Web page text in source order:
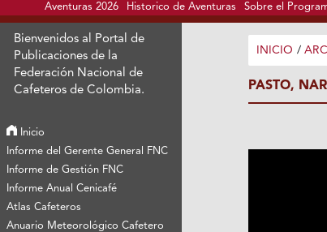
Aventuras 2026 Historico de Aventuras Sobre el
Bienvenidos al Portal de
Publicaciones de la
Federación Nacional de
Cafeteros de Colombia.
Inicio
Informe del Gerente General FNC
Informe de Gestión FNC
Informe Anual Cenicafé
Atlas Cafeteros
Anuario Meteorológico Cafetero
INICIO /
PASTO,